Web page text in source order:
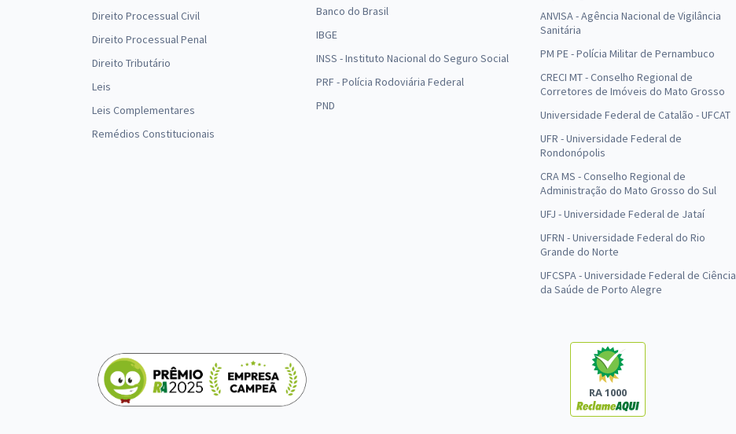
Direito Processual Civil
Direito Processual Penal
Direito Tributário
Leis
Leis Complementares
Remédios Constitucionais
Banco do Brasil
IBGE
INSS - Instituto Nacional do Seguro Social
PRF - Polícia Rodoviária Federal
PND
ANVISA - Agência Nacional de Vigilância
Sanitária
PM PE - Polícia Militar de Pernambuco
CRECI MT - Conselho Regional de
Corretores de Imóveis do Mato Grosso
Universidade Federal de Catalão - UFCAT
UFR - Universidade Federal de
Rondonópolis
CRA MS - Conselho Regional de
Administração do Mato Grosso do Sul
UFJ - Universidade Federal de Jataí
UFRN - Universidade Federal do Rio
Grande do Norte
UFCSPA - Universidade Federal de Ciência
da Saúde de Porto Alegre
RA 1000